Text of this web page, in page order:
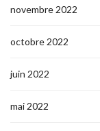
novembre 2022
octobre 2022
juin 2022
mai 2022